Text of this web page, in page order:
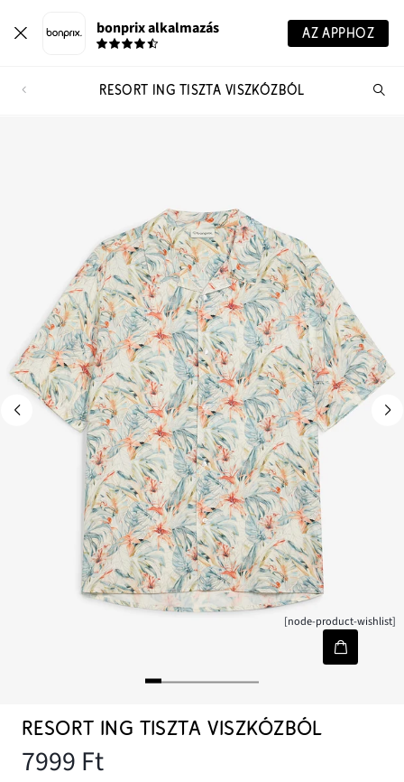
bonprix alkalmazás AZ APPHOZ
RESORT ING TISZTA VISZKÓZBÓL
[node-product-wishlist]
RESORT ING TISZTA VISZKÓZBÓL
7999 Ft